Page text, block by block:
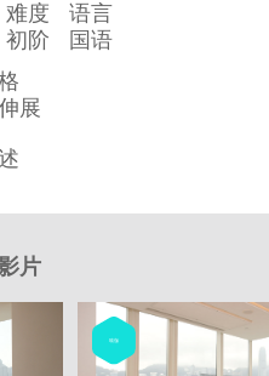
难度
初阶
语言
国语
展
片
瑜伽